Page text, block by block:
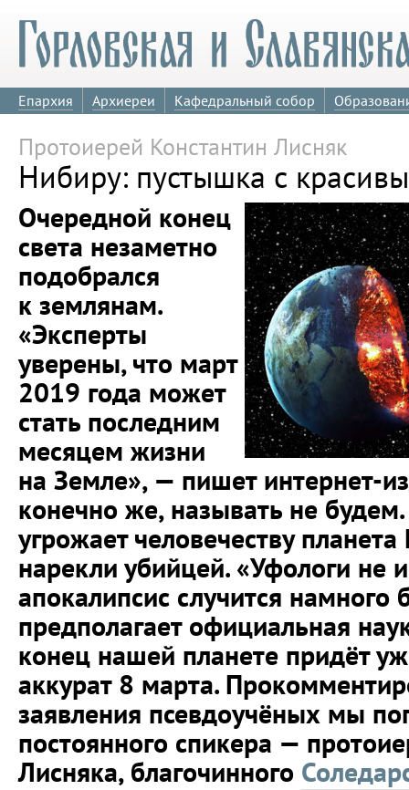
Епархия Архиереи Кафедральный собор
Протоиерей Константин Лисняк
Нибиру: пустышка с
Очередной конец
света незаметно
подобрался
к землянам.
«Эксперты
уверены, что март
2019 года может
стать последним
месяцем жизни
на Земле», — пишет интернет-
конечно же, называть не
угрожает человечеству
нарекли убийцей. «Уфологи не
апокалипсис случится намного
предполагает официальная
конец нашей планете придёт
аккурат 8 марта.
заявления псевдоучёных мы
постоянного спикера —
Лисняка, благочинного